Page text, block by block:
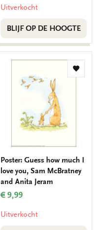
Uitverkocht
BLIJF OP DE HOOGTE
Poster: Guess how much I
love you, Sam McBratney
and Anita Jeram
€ 9,99
Uitverkocht